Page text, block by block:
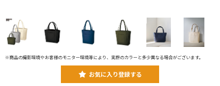
※商品の撮影環境やお客様のモニター環境等により、実際のカラーと多少異なる場合がございます。
お気に入り登録する